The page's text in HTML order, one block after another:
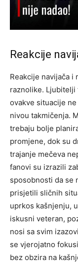
Reakcije
Reakcije navijača i
raznolike. Ljubitelji
ovakve situacije
nivou takmičenja.
trebaju bolje
promjene, dok su
trajanje mečeva
fanovi su izrazili
sposobnosti da se
prisjetili sličnih
uprkos kašnjenju,
iskusni veteran,
nosi sa svim
se vjerojatno
bez obzira na